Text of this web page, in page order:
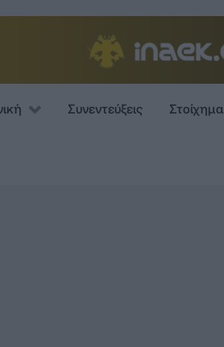
Συνεντεύξεις Στοίχημα